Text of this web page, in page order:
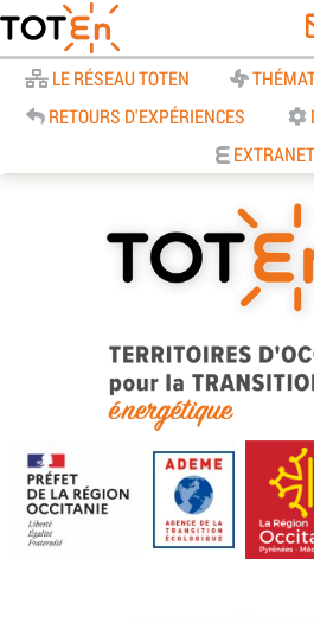
LE RÉSEAU TOTEN
RETOURS D'EXPÉRIENCES
EXTRANET
TOTEn Occitanie |
d’Occitanie pour